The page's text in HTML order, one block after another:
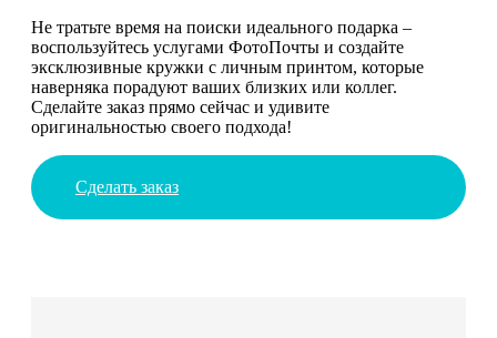
Не тратьте время на поиски идеального подарка –
воспользуйтесь услугами ФотоПочты и создайте
эксклюзивные кружки с личным принтом, которые
наверняка порадуют ваших близких или коллег.
Сделайте заказ прямо сейчас и удивите
оригинальностью своего подхода!
Сделать заказ